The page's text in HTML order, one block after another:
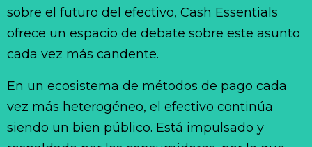
sobre el futuro del efectivo, Cash Essentials
ofrece un espacio de debate sobre este asunto
cada vez más candente.
En un ecosistema de métodos de pago cada
vez más heterogéneo, el efectivo continúa
siendo un bien público. Está impulsado y